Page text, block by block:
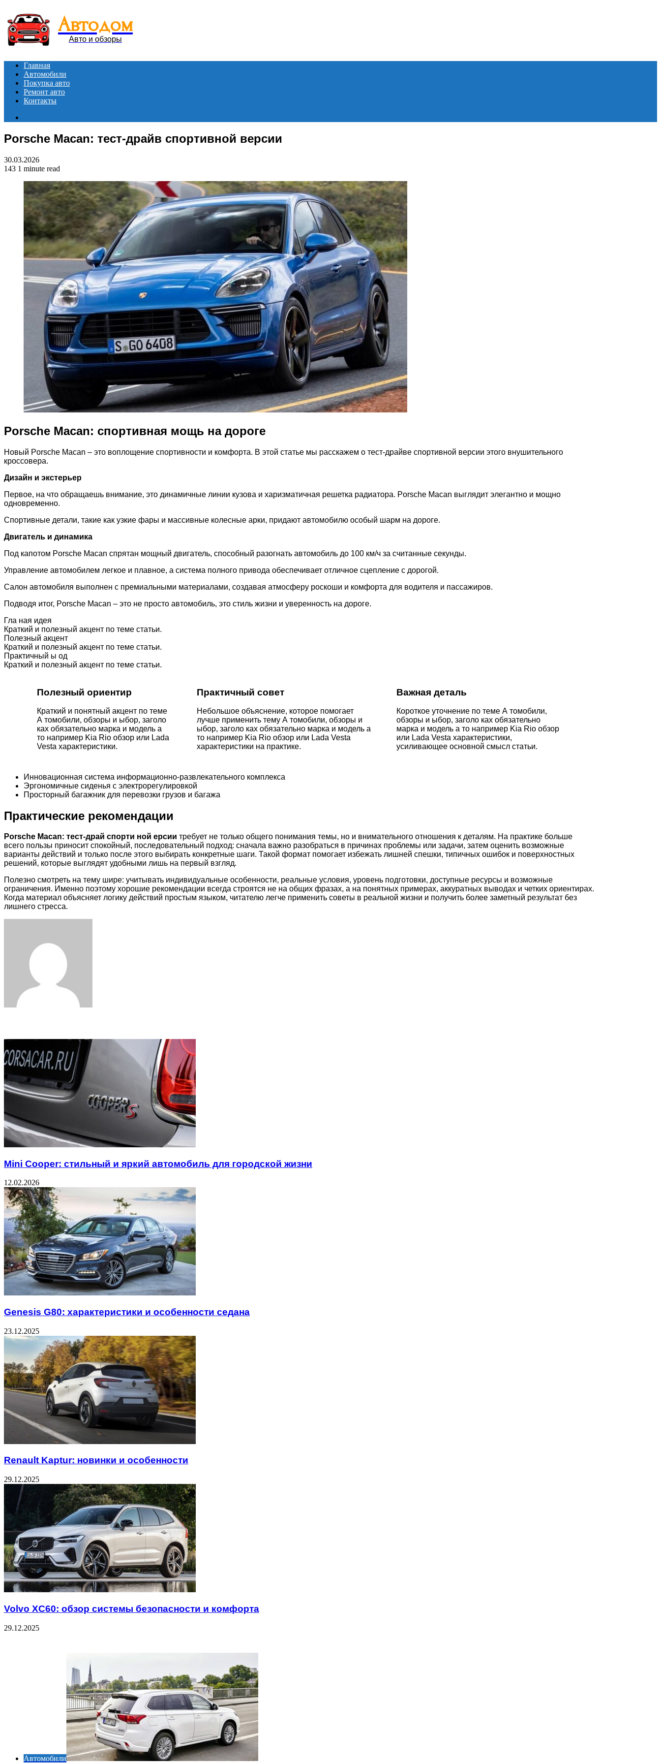
Автодом
Авто и обзоры
Главная
Автомобили
Покупка авто
Ремонт авто
Контакты
Porsche Macan: тест-драйв спортивной версии
30.03.2026
143 1 minute read
Porsche Macan: спортивная мощь на дороге
Новый Porsche Macan – это воплощение спортивности и комфорта. В этой статье мы расскажем о тест-драйве спортивной версии этого внушительного
кроссовера.
Дизайн и экстерьер
Первое, на что обращаешь внимание, это динамичные линии кузова и харизматичная решетка радиатора. Porsche Macan выглядит элегантно и мощно
одновременно.
Спортивные детали, такие как узкие фары и массивные колесные арки, придают автомобилю особый шарм на дороге.
Двигатель и динамика
Под капотом Porsche Macan спрятан мощный двигатель, способный разогнать автомобиль до 100 км/ч за считанные секунды.
Управление автомобилем легкое и плавное, а система полного привода обеспечивает отличное сцепление с дорогой.
Салон автомобиля выполнен с премиальными материалами, создавая атмосферу роскоши и комфорта для водителя и пассажиров.
Подводя итог, Porsche Macan – это не просто автомобиль, это стиль жизни и уверенность на дороге.
Гла ная идея
Краткий и полезный акцент по теме статьи.
Полезный акцент
Краткий и полезный акцент по теме статьи.
Практичный ы од
Краткий и полезный акцент по теме статьи.
Полезный ориентир
Краткий и понятный акцент по теме
А томобили, обзоры и ыбор, заголо
ках обязательно марка и модель а
то например Kia Rio обзор или Lada
Vesta характеристики.
Практичный совет
Небольшое объяснение, которое помогает
лучше применить тему А томобили, обзоры и
ыбор, заголо ках обязательно марка и модель а
то например Kia Rio обзор или Lada Vesta
характеристики на практике.
Важная деталь
Короткое уточнение по теме А томобили,
обзоры и ыбор, заголо ках обязательно
марка и модель а то например Kia Rio обзор
или Lada Vesta характеристики,
усиливающее основной смысл статьи.
Инновационная система информационно-развлекательного комплекса
Эргономичные сиденья с электрорегулировкой
Просторный багажник для перевозки грузов и багажа
Практические рекомендации
Porsche Macan: тест-драй спорти ной ерсии требует не только общего понимания темы, но и внимательного отношения к деталям. На практике больше
всего пользы приносит спокойный, последовательный подход: сначала важно разобраться в причинах проблемы или задачи, затем оценить возможные
варианты действий и только после этого выбирать конкретные шаги. Такой формат помогает избежать лишней спешки, типичных ошибок и поверхностных
решений, которые выглядят удобными лишь на первый взгляд.
Полезно смотреть на тему шире: учитывать индивидуальные особенности, реальные условия, уровень подготовки, доступные ресурсы и возможные
ограничения. Именно поэтому хорошие рекомендации всегда строятся не на общих фразах, а на понятных примерах, аккуратных выводах и четких ориентирах.
Когда материал объясняет логику действий простым языком, читателю легче применить советы в реальной жизни и получить более заметный результат без
лишнего стресса.
Mini Cooper: стильный и яркий автомобиль для городской жизни
12.02.2026
Genesis G80: характеристики и особенности седана
23.12.2025
Renault Kaptur: новинки и особенности
29.12.2025
Volvo XC60: обзор системы безопасности и комфорта
29.12.2025
Автомобили